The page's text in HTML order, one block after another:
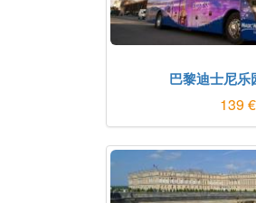
巴黎迪士尼
139 €